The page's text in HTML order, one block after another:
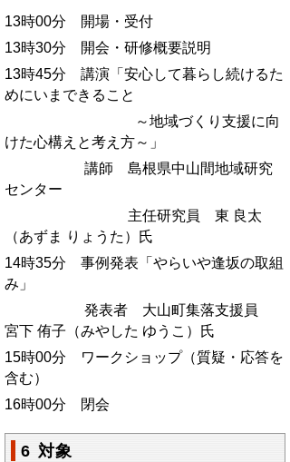
13時00分 開場・受付
13時30分 開会・研修概要説明
13時45分 講演「安心して暮らし続けるた
めにいまできること
～地域づくり支援に向
けた心構えと考え方～」
講師 島根県中山間地域研究
センター
主任研究員 東 良太
（あずま りょうた）氏
14時35分 事例発表「やらいや逢坂の取組
み」
発表者 大山町集落支援員
宮下 侑子（みやした ゆうこ）氏
15時00分 ワークショップ（質疑・応答を
含む）
16時00分 閉会
6 対象